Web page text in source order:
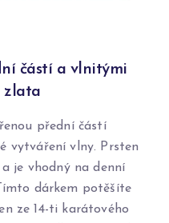
částí a vlnitými
zlata
přední částí
vytváření vlny. Prsten
je vhodný na denní
dárkem potěšíte
ze 14-ti karátového